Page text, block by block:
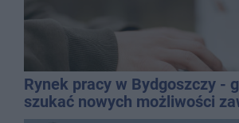
Rynek pracy w Bydgoszczy -
szukać nowych możliwości